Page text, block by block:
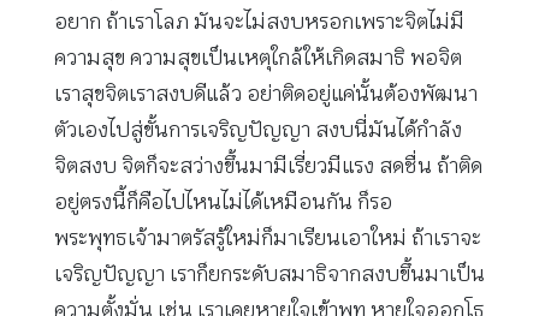
อยาก ถ้าเราโลภ มันจะไม่สงบหรอกเพราะจิตไม่มี
ความสุข ความสุขเป็นเหตุใกล้ให้เกิดสมาธิ พอจิต
เราสุขจิตเราสงบดีแล้ว อย่าติดอยู่แค่นั้นต้องพัฒนา
ตัวเองไปสู่ขั้นการเจริญปัญญา สงบนี่มันได้กำลัง
จิตสงบ จิตก็จะสว่างขึ้นมามีเรี่ยวมีแรง สดชื่น ถ้าติด
อยู่ตรงนี้ก็คือไปไหนไม่ได้เหมือนกัน ก็รอ
พระพุทธเจ้ามาตรัสรู้ใหม่ก็มาเรียนเอาใหม่ ถ้าเราจะ
เจริญปัญญา เราก็ยกระดับสมาธิจากสงบขึ้นมาเป็น
ความตั้งมั่น เช่น เราเคยหายใจเข้าพุท หายใจออกโธ